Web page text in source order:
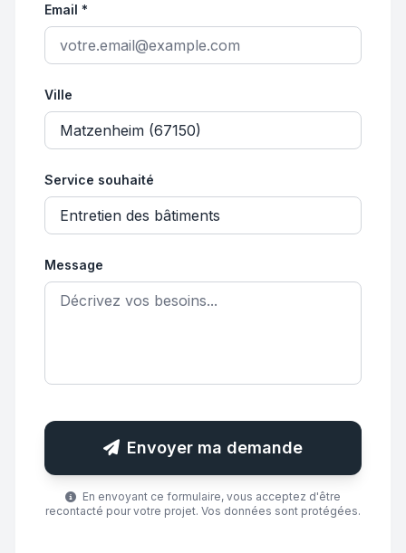
Email *
Ville
Service souhaité
Message
Envoyer ma demande
En envoyant ce formulaire, vous acceptez d'être
recontacté pour votre projet. Vos données sont protégées.